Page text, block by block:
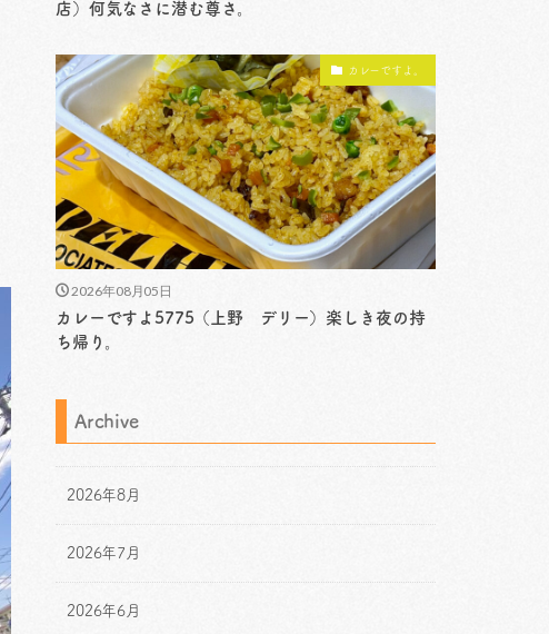
店）何気なさに潜む尊さ。
カレーですよ。
2026年08月05日
カレーですよ5775（上野 デリー）楽しき夜の持
ち帰り。
Archive
2026年8月
2026年7月
2026年6月